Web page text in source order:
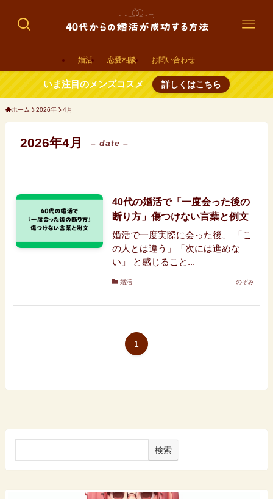
婚活 恋愛相談 お問い合わせ
いま注目のメンズコスメ 詳しくはこちら
ホーム 2026年 4月
2026年4月 – date –
40代の婚活で「一度会った後の
断り方」傷つけない言葉と例文
婚活で一度実際に会った後、 「こ
の人とは違う」「次には進めな
い」 と感じること...
婚活 のぞみ
1
検索